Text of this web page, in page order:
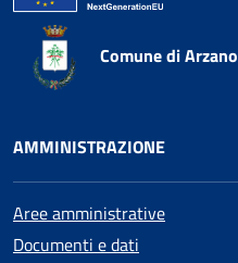
Comune di Arzano
AMMINISTRAZIONE
Aree amministrative
Documenti e dati